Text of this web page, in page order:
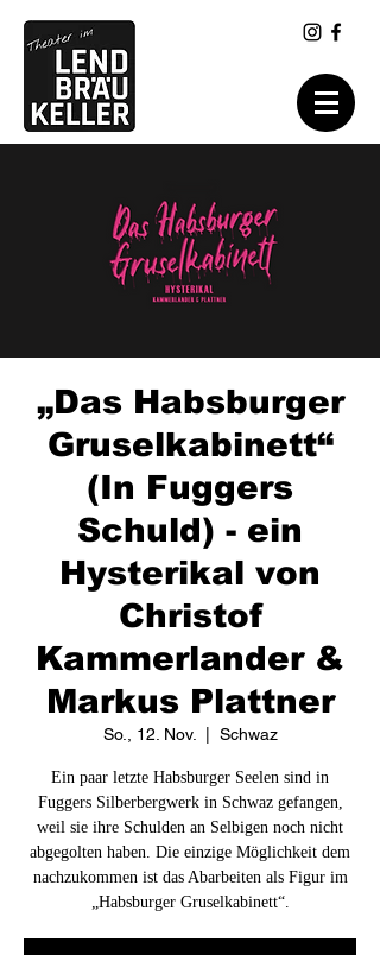
„Das Habsburger
Gruselkabinett“
(In Fuggers
Schuld) - ein
Hysterikal von
Christof
Kammerlander &
Markus Plattner
So., 12. Nov. Schwaz
Ein paar letzte Habsburger Seelen sind in
Fuggers Silberbergwerk in Schwaz gefangen,
weil sie ihre Schulden an Selbigen noch nicht
abgegolten haben. Die einzige Möglichkeit dem
nachzukommen ist das Abarbeiten als Figur im
„Habsburger Gruselkabinett“.